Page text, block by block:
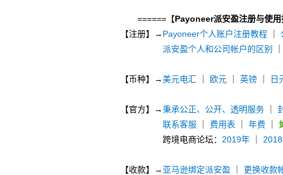
======【Payoneer派安盈注册与使用
【注册】→ Payoneer个人账户注册教程
派安盈个人和公司帐户的区别
【币种】→美元电汇 欧元 ｜英镑 日
【官方】→秉承公正、公开、透明服务 ｜
联系客服
费用表 ｜年费 ｜
跨境电商论坛： 2019年
【收款】→ 亚马逊绑定派安盈 更换收款